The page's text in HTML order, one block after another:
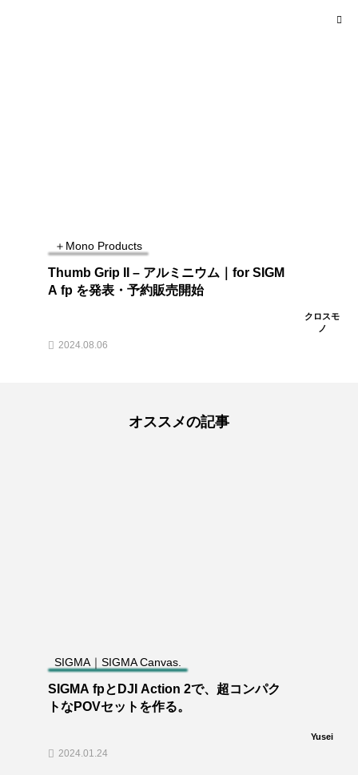
＋Mono News
＋Mono 運用開始について
クロスモ
2022.04.30

オススメの記事
SIGMA｜SIGMA Canvas.
SIGMA fpとDJI Action 2で、超コンパク
トなPOVセットを作る。
Yusei
2024.01.24